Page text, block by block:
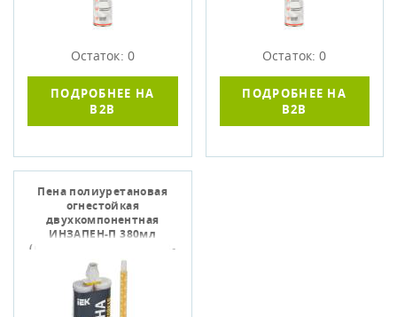
Остаток: 0
ПОДРОБНЕЕ НА
B2B
Остаток: 0
ПОДРОБНЕЕ НА
B2B
Пена полиуретановая
огнестойкая
двухкомпонентная
ИНЗАПЕН-П 380мл
(картридж), IEK CPO12-3-
380